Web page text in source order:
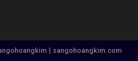
| sangohoangkim.com